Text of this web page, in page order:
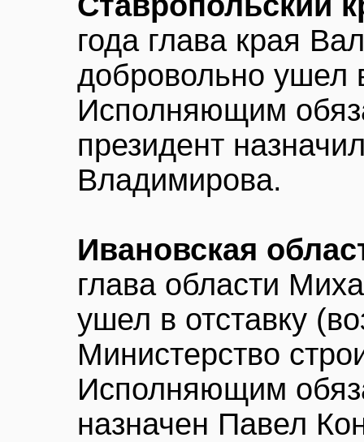
года глава края
добровольно ушел
Исполняющим
президент
Владимирова.
Ивановская
глава области
ушел в отставку
Министерство
Исполняющим
назначен Павел